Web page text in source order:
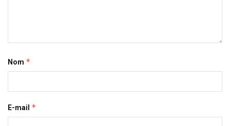
Nom *
E-mail *